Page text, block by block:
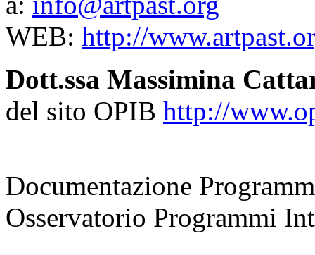
WEB: http://
Dott.ssa Massimina
del sito OPIB http://
Documentazione
Osservatorio Programmi